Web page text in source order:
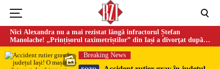
Nici Alexandra nu a mai rezistat lângă infractorul Ștefan
Manolache! „Prințișorul taximetriștilor” din Iași a divorţat după
doi ani de căsnicie
Breaking News